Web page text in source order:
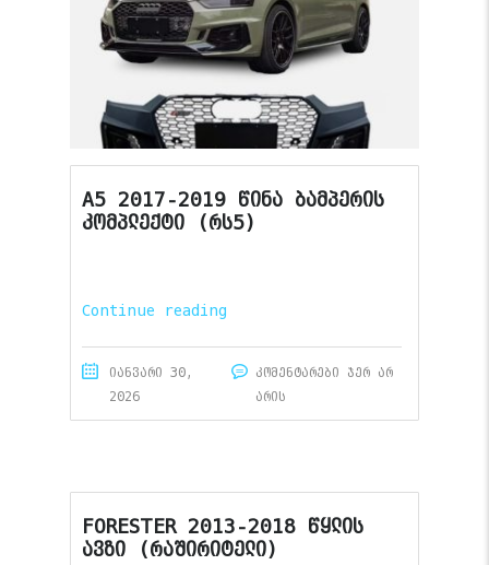
A5 2017-2019 წინა ბამპერის
კომპლექტი (რს5)
Continue reading
იანვარი 30,
2026
კომენტარები ჯერ არ
არის
FORESTER 2013-2018 წყლის
ავზი (რაშირიტელი)